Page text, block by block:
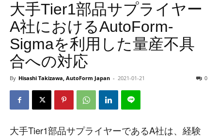
大手Tier1部品サプライヤー
A社におけるAutoForm-
Sigmaを利用した量産不具
合への対応
By Hisashi Takizawa, AutoForm Japan - 2021-01-21 0
大手Tier1部品サプライヤーであるA社は、経験